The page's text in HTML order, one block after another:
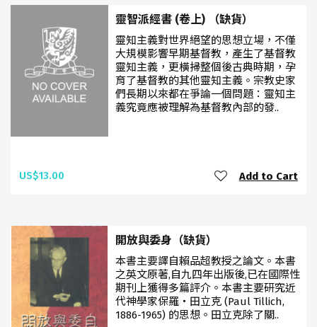
靈智派經書 (卷上) （缺貨）
靈知主義對世界絕望的思想立場，不僅
大規模影響早期基督教，產生了基督教
靈知主義，更橫掃整個後古典時期，孕
育了基督教的其他靈知主義。宗教史家
們長期以來都在爭論一個問題：靈知主
義究竟應被理解為基督教內部的發..
US$13.00 Add to Cart
開放與委身（缺貨）
本書主要譯自賴品超教授之論文。本書
之英文原著,自九四年出版後,已在國際性
期刊上獲得多篇評介。本書主要研究近
代神學家保羅‧田立克 (Paul Tillich,
1886-1965) 的思想。田立克除了關..